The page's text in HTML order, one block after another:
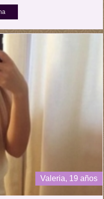
Valeria, 19 años